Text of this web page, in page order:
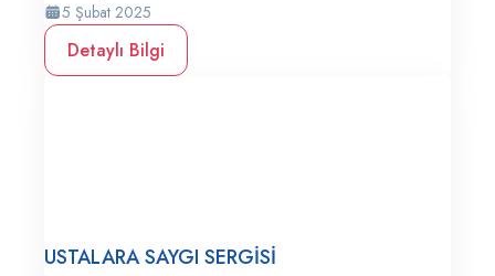
5 Şubat 2025
Detaylı Bilgi
USTALARA SAYGI SERGİSİ